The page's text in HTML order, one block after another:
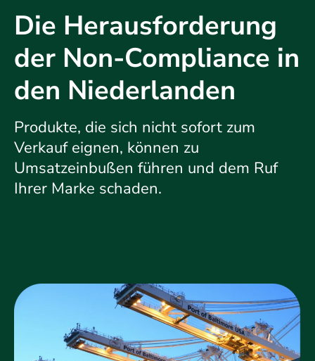
Die Herausforderung
der Non-Compliance in
den Niederlanden
Produkte, die sich nicht sofort zum
Verkauf eignen, können zu
Umsatzeinbußen führen und dem Ruf
Ihrer Marke schaden.